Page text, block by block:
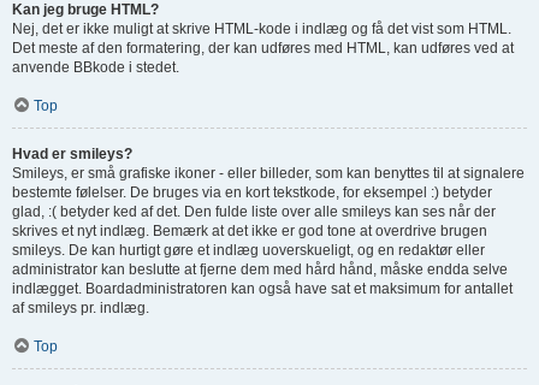
Kan jeg bruge HTML?
Nej, det er ikke muligt at skrive HTML-kode i indlæg og få det vist som HTML.
Det meste af den formatering, der kan udføres med HTML, kan udføres ved at
anvende BBkode i stedet.
Top
Hvad er smileys?
Smileys, er små grafiske ikoner - eller billeder, som kan benyttes til at signalere
bestemte følelser. De bruges via en kort tekstkode, for eksempel :) betyder
glad, :( betyder ked af det. Den fulde liste over alle smileys kan ses når der
skrives et nyt indlæg. Bemærk at det ikke er god tone at overdrive brugen
smileys. De kan hurtigt gøre et indlæg uoverskueligt, og en redaktør eller
administrator kan beslutte at fjerne dem med hård hånd, måske endda selve
indlægget. Boardadministratoren kan også have sat et maksimum for antallet
af smileys pr. indlæg.
Top